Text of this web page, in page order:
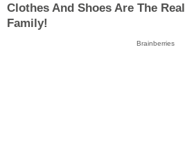
Clothes And Shoes Are The
Family!
Brainberries